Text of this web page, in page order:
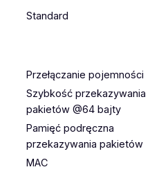
Standard
Przełączanie pojemności
Szybkość przekazywania
pakietów @64 bajty
Pamięć podręczna
przekazywania pakietów
MAC